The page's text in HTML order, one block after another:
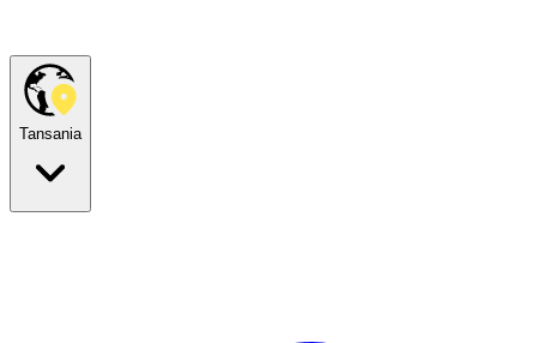
Tansania